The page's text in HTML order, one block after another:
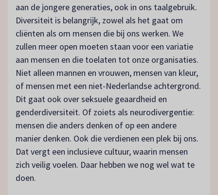
aan de jongere generaties, ook in ons taalgebruik.
Diversiteit is belangrijk, zowel als het gaat om
cliënten als om mensen die bij ons werken. We
zullen meer open moeten staan voor een variatie
aan mensen en die toelaten tot onze organisaties.
Niet alleen mannen en vrouwen, mensen van kleur,
of mensen met een niet-Nederlandse achtergrond.
Dit gaat ook over seksuele geaardheid en
genderdiversiteit. Of zoiets als neurodivergentie:
mensen die anders denken of op een andere
manier denken. Ook die verdienen een plek bij ons.
Dat vergt een inclusieve cultuur, waarin mensen
zich veilig voelen. Daar hebben we nog wel wat te
doen.